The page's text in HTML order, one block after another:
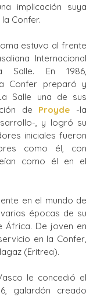
implicación suya
Confer.
estuvo al frente
Internacional
Salle. En 1986,
Confer preparó y
Salle una de sus
de Proyde -la
, y logró su
iniciales fueron
como él, con
como él en el
en el mundo de
épocas de su
África. De joven en
en la Confer,
(Eritrea).
le concedió el
galardón creado